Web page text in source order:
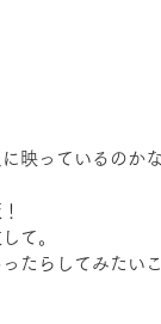
映っているのか
て。
ったらしてみた